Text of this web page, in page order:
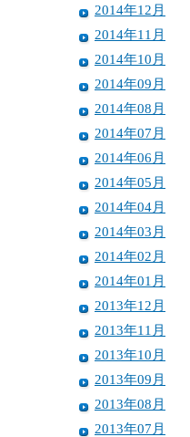
2014年12月
2014年11月
2014年10月
2014年09月
2014年08月
2014年07月
2014年06月
2014年05月
2014年04月
2014年03月
2014年02月
2014年01月
2013年12月
2013年11月
2013年10月
2013年09月
2013年08月
2013年07月